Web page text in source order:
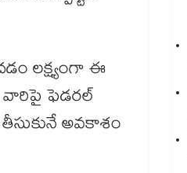
లక్ష్యంగా ఈ
వారిపై ఫెడరల్
అవకాశం